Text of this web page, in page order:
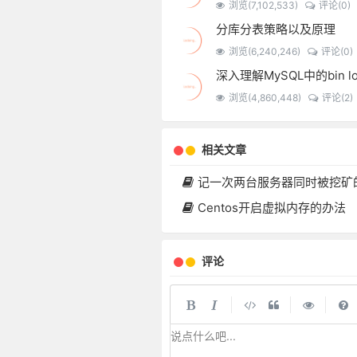
浏览(7,102,533) 评论(0)
分库分表策略以及原理
浏览(6,240,246) 评论(0)
浏览(4,860,448) 评论(2)
相关文章
记一次两台服务器同时被挖矿的
Centos开启虚拟内存的办法
评论
说点什么吧...